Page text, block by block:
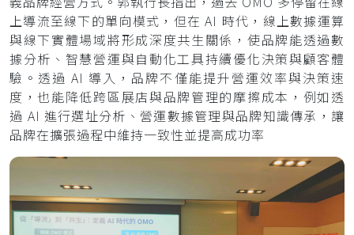
上導流至線下的單向模式，但在 AI 時代，線上數據運算
與線下實體場域將形成深度共生關係，使品牌能透過數
據分析、智慧營運與自動化工具持續優化決策與顧客體
驗。透過 AI 導入，品牌不僅能提升營運效率與決策速
度，也能降低跨區展店與品牌管理的摩擦成本，例如透
過 AI 進行選址分析、營運數據管理與品牌知識傳承，讓
品牌在擴張過程中維持一致性並提高成功率